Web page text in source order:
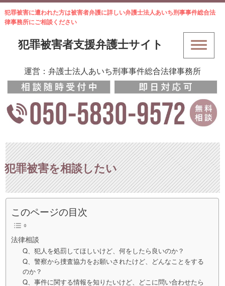
犯罪被害に遭われた方は被害者弁護に詳しい弁護士法人あいち刑事事件総合法
律事務所にご相談ください
犯罪被害者支援弁護士サイト
運営：弁護士法人あいち刑事事件総合法律事務所
犯罪被害を相談したい
このページの目次
法律相談
Q、犯人を処罰してほしいけど、何をしたら良いのか？
Q、警察から捜査協力をお願いされたけど、どんなことをする
のか？
Q、事件に関する情報を知りたいけど、どこに問い合わせたら